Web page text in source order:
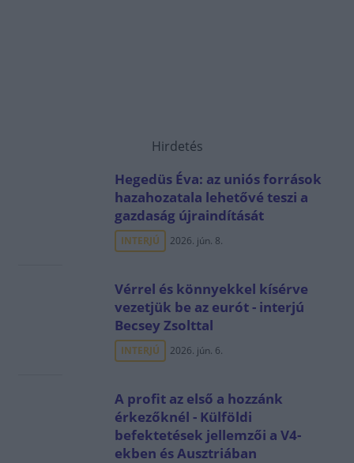
Hirdetés
Hegedüs Éva: az uniós források
hazahozatala lehetővé teszi a
gazdaság újraindítását
INTERJÚ 2026. jún. 8.
Vérrel és könnyekkel kísérve
vezetjük be az eurót - interjú
Becsey Zsolttal
INTERJÚ 2026. jún. 6.
A profit az első a hozzánk
érkezőknél - Külföldi
befektetések jellemzői a V4-
ekben és Ausztriában